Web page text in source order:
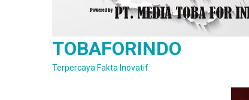
TOBAFORINDO
Terpercaya Fakta Inovatif